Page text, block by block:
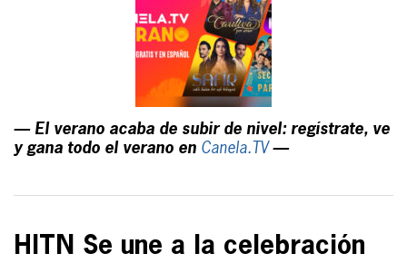
— El verano acaba de subir de nivel: regístrate, ve
y gana todo el verano en Canela.TV—
HITN Se une a la celebración